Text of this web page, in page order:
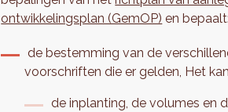
ontwikkelingsplan (GemOP) en bepaalt:
de bestemming van de
voorschriften die er gelden, Het
de inplanting, de volumes en